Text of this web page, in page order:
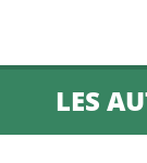
LES